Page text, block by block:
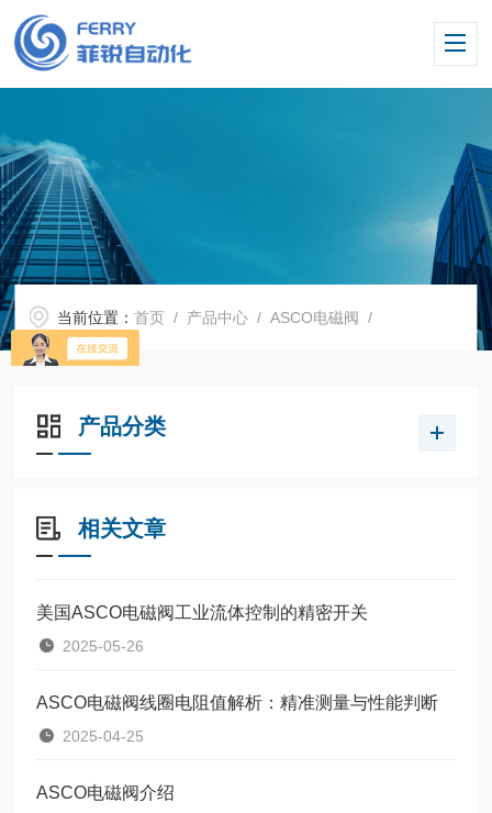
当前位置：首页 / 产品中心 /ASCO电磁阀 /
产品分类
相关文章
美国ASCO电磁阀工业流体控制的精密开关
2025-05-26
ASCO电磁阀线圈电阻值解析：精准测量与性能判断
2025-04-25
ASCO电磁阀介绍